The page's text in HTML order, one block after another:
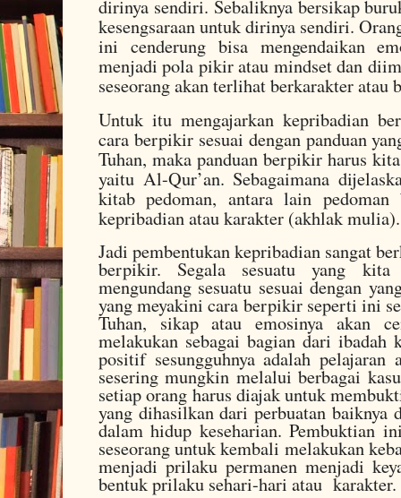
dirinya sendiri. Sebaliknya bersikap
kesengsaraan untuk dirinya sendiri.
ini cenderung bisa mengendaikan
menjadi pola pikir atau mindset dan
seseorang akan terlihat berkarakter atau
Untuk itu mengajarkan kepribadian
cara berpikir sesuai dengan panduan
Tuhan, maka panduan berpikir harus
yaitu Al-Qur’an. Sebagaimana
kitab pedoman, antara lain
kepribadian atau karakter (akhlak mulia).
Jadi pembentukan kepribadian sangat
berpikir. Segala sesuatu yang kita
mengundang sesuatu sesuai dengan
yang meyakini cara berpikir seperti ini
Tuhan, sikap atau emosinya akan
melakukan sebagai bagian dari
positif sesungguhnya adalah pelajaran
sesering mungkin melalui berbagai
setiap orang harus diajak untuk
yang dihasilkan dari perbuatan baiknya
dalam hidup keseharian. Pembuktian
seseorang untuk kembali melakukan
menjadi prilaku permanen menjadi
bentuk prilaku sehari-hari atau